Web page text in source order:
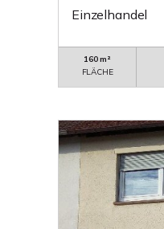
Einzelhandel
160 m²
FLÄCHE